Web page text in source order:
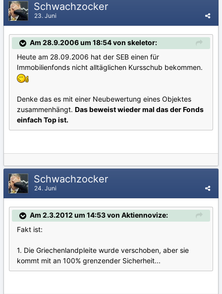
Schwachzocker
23. Juni
Am 28.9.2006 um 18:54 von skeletor:
Heute am 28.09.2006 hat der SEB einen für
Immobilienfonds nicht alltäglichen Kursschub bekommen.
Denke das es mit einer Neubewertung eines Objektes
zusammenhängt. Das beweist wieder mal das der Fonds
einfach Top ist.
Schwachzocker
24. Juni
Am 2.3.2012 um 14:53 von Aktiennovize:
Fakt ist:
1. Die Griechenlandpleite wurde verschoben, aber sie
kommt mit an 100% grenzender Sicherheit...